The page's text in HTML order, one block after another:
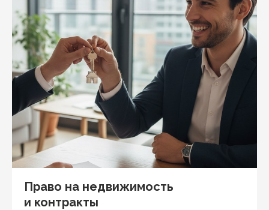
Право на недвижимость
и контракты